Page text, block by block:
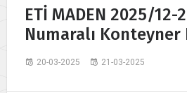
ETİ MADEN 2025/12-
Numaralı Konteyner
20-03-2025 21-03-2025